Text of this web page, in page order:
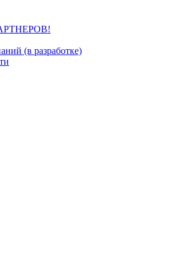
(в разработке)